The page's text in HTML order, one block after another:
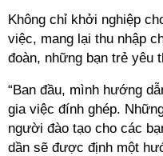
Không chỉ khởi nghiệp
việc, mang lại thu nhập
đoàn, những bạn trẻ yêu
“Ban đầu, mình hướng
gia việc đính ghép.
người đào tạo cho các
dần sẽ được định một